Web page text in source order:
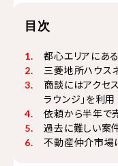
目次
都心エリアにあ
三菱地所ハウス
商談にはアクセ
ラウンジ」を利用
依頼から半年で
過去に難しい案
不動産仲介市場